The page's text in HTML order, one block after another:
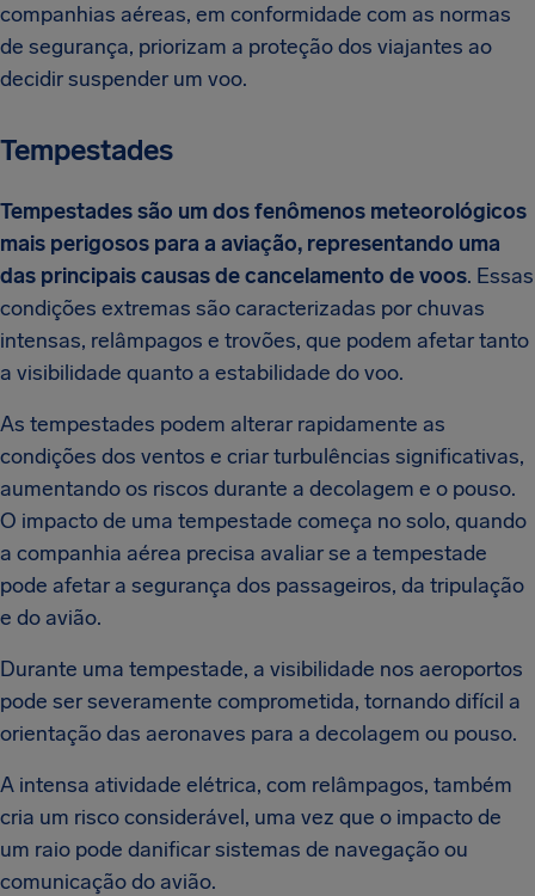
companhias aéreas, em conformidade com as normas
de segurança, priorizam a proteção dos viajantes ao
decidir suspender um voo.
Tempestades
Tempestades são um dos fenômenos meteorológicos
mais perigosos para a aviação, representando uma
das principais causas de cancelamento de voos. Essas
condições extremas são caracterizadas por chuvas
intensas, relâmpagos e trovões, que podem afetar tanto
a visibilidade quanto a estabilidade do voo.
As tempestades podem alterar rapidamente as
condições dos ventos e criar turbulências significativas,
aumentando os riscos durante a decolagem e o pouso.
O impacto de uma tempestade começa no solo, quando
a companhia aérea precisa avaliar se a tempestade
pode afetar a segurança dos passageiros, da tripulação
e do avião.
Durante uma tempestade, a visibilidade nos aeroportos
pode ser severamente comprometida, tornando difícil a
orientação das aeronaves para a decolagem ou pouso.
A intensa atividade elétrica, com relâmpagos, também
cria um risco considerável, uma vez que o impacto de
um raio pode danificar sistemas de navegação ou
comunicação do avião.